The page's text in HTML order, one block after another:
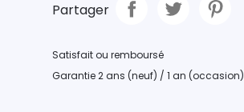
Partager
Satisfait ou remboursé
Garantie 2 ans (neuf) / 1 an (occasion)